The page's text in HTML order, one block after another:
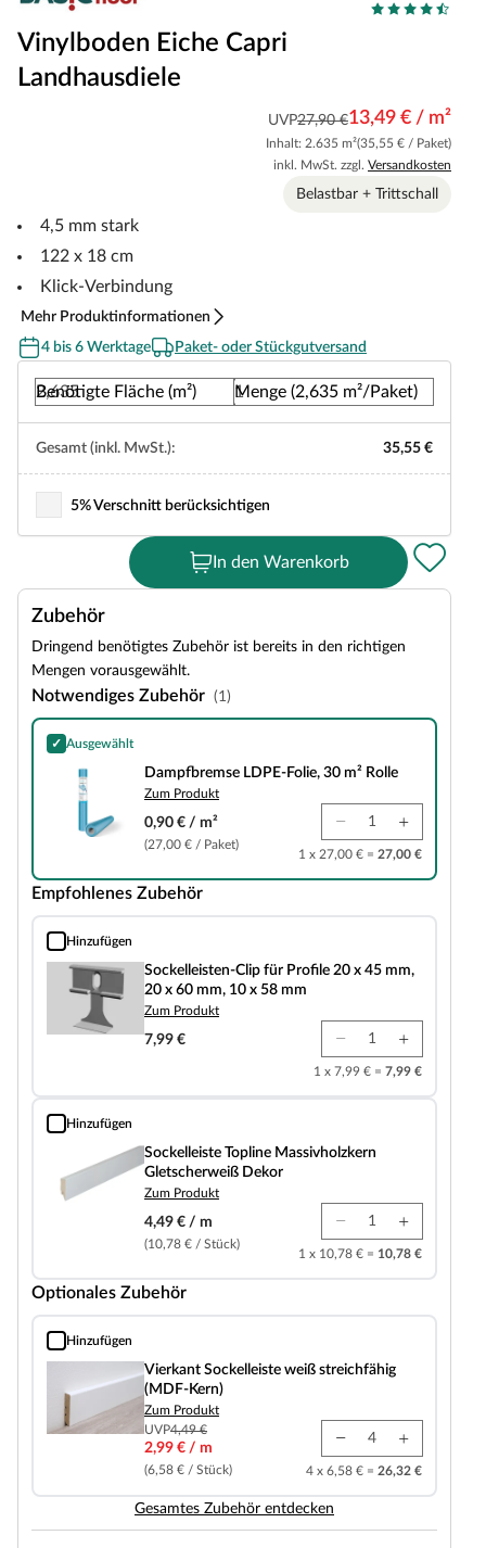
Vinylboden Eiche Capri
Landhausdiele
UVP27,90 €13,49 € / m²
Inhalt: 2.635 m²(35,55 € / Paket)
inkl. MwSt. zzgl. Versandkosten
Belastbar + Trittschall
4,5 mm stark
122 x 18 cm
Klick-Verbindung
Mehr Produktinformationen
4 bis 6 Werktage
Paket- oder Stückgutversand
Benötigte Fläche (m²) Menge (2,635 m²/Paket)
Gesamt (inkl. MwSt.): 35,55 €
5% Verschnitt berücksichtigen
In den Warenkorb
Zubehör
Dringend benötigtes Zubehör ist bereits in den richtigen
Mengen vorausgewählt.
Notwendiges Zubehör (1)
✓ Ausgewählt
Dampfbremse LDPE-Folie, 30 m² Rolle
Dampfbremse LDPE-Folie, 30 m² Rolle
Zum Produkt
0,90 € / m²
(27,00 € / Paket)
1 x 27,00 € = 27,00 €
Empfohlenes Zubehör
Hinzufügen
Sockelleisten-Clip für Profile 20 x 45 mm, 20 x 60 mm, 10 x 58 mm
Sockelleisten-Clip für Profile 20 x 45 mm,
20 x 60 mm, 10 x 58 mm
Zum Produkt
7,99 €
1 x 7,99 € = 7,99 €
Hinzufügen
Sockelleiste Topline Massivholzkern Gletscherweiß Dekor
Sockelleiste Topline Massivholzkern
Gletscherweiß Dekor
Zum Produkt
4,49 € / m
(10,78 € / Stück)
1 x 10,78 € = 10,78 €
Optionales Zubehör
Hinzufügen
Vierkant Sockelleiste weiß streichfähig (MDF-Kern)
Vierkant Sockelleiste weiß streichfähig
(MDF-Kern)
Zum Produkt
UVP4,49 €
2,99 € / m
(6,58 € / Stück) 4 x 6,58 € = 26,32 €
Gesamtes Zubehör entdecken